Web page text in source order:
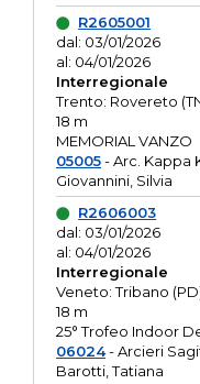
R2605001
dal: 03/01/2026
al: 04/01/2026
Interregionale
Trento: Rovereto
18 m
MEMORIAL VANZO
05005- Arc. Kappa
Giovannini, Silvia
R2606003
dal: 03/01/2026
al: 04/01/2026
Interregionale
Veneto: Tribano
18 m
25° Trofeo Indoor
06024- Arcieri
Barotti, Tatiana